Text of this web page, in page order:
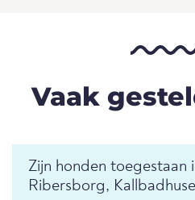
Vaak
Zijn honden toegestaan
Ribersborg,